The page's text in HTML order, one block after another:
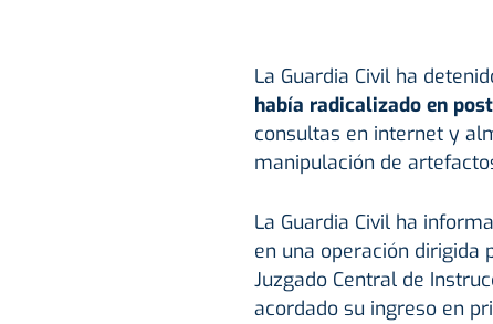
La Guardia Civil ha
había radicalizado en
consultas en internet y
manipulación de
La Guardia Civil ha
en una operación dirigida
Juzgado Central de
acordado su ingreso en